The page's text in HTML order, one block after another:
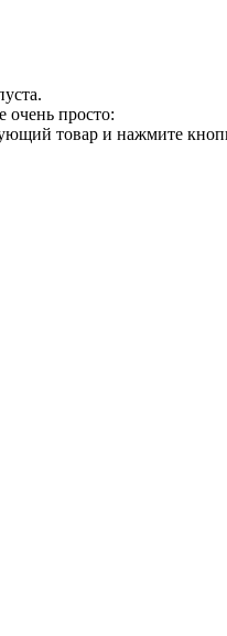
очень просто:
товар и нажмите